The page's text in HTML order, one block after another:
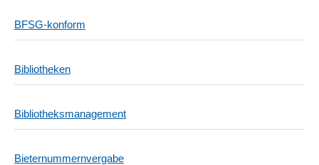
BFSG-konform
Bibliotheken
Bibliotheksmanagement
Bieternummernvergabe